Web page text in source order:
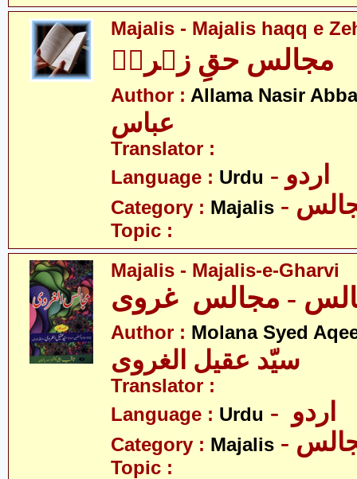
Majalis - Majalis haqq e
مجالس حقِ زہراؑ
Author : Allama Nasir
عباس
Translator :
Language : Urdu - اردو
Category : Majalis
Topic :
Majalis - Majalis-e-Gharvi
- مجالس غروی
Author : Molana Syed
سیّد عقیل الغروی
Translator :
Language : Urdu
Category : Majalis
Topic :